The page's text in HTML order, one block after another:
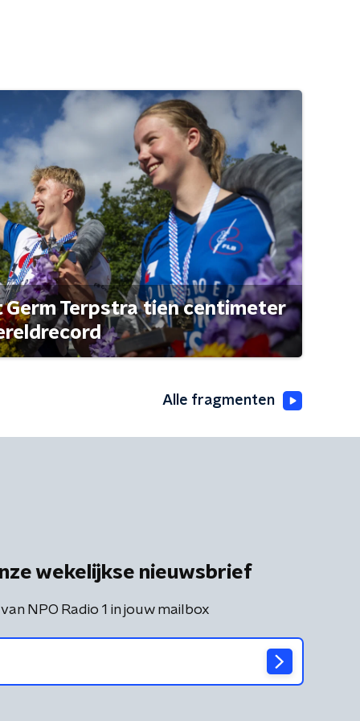
Terpstra tien centimeter
Alle fragmenten
wekelijkse nieuwsbrief
NPO Radio 1 in jouw mailbox